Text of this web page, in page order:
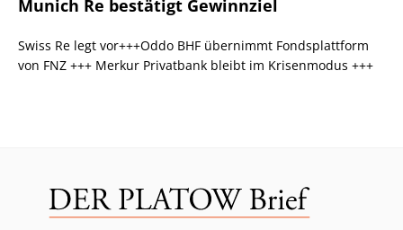
Munich Re bestätigt Gewinnziel
Swiss Re legt vor+++Oddo BHF übernimmt Fondsplattform
von FNZ +++ Merkur Privatbank bleibt im Krisenmodus +++